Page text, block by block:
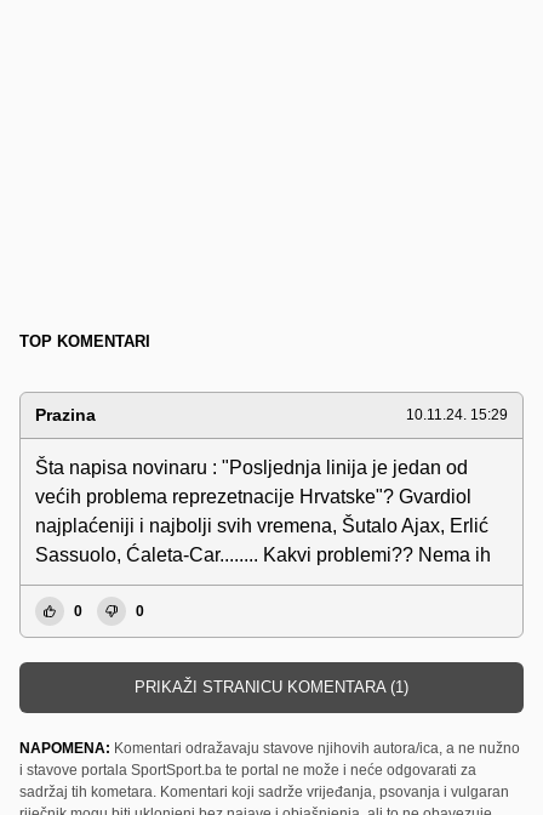
TOP KOMENTARI
Prazina 10.11.24. 15:29
Šta napisa novinaru : "Posljednja linija je jedan od
većih problema reprezetnacije Hrvatske"? Gvardiol
najplaćeniji i najbolji svih vremena, Šutalo Ajax, Erlić
Sassuolo, Ćaleta-Car........ Kakvi problemi?? Nema ih
0 0
PRIKAŽI STRANICU KOMENTARA (1)
NAPOMENA: Komentari odražavaju stavove njihovih autora/ica, a ne nužno
i stavove portala SportSport.ba te portal ne može i neće odgovarati za
sadržaj tih kometara. Komentari koji sadrže vrijeđanja, psovanja i vulgaran